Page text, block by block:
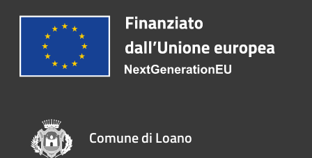
Comune di Loano